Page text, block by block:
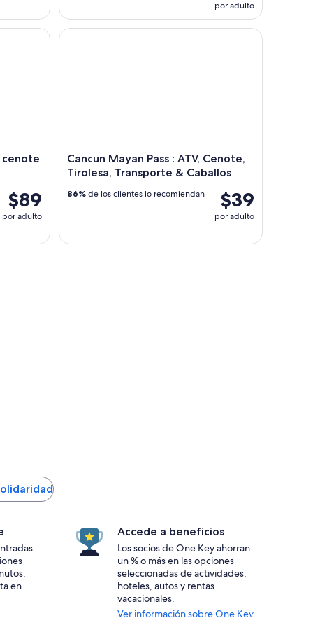
por adulto
Bar
cenote
$89
por adulto
y paseo a caballo
Cancun Mayan Pass : ATV, Cenote,
Tirolesa, Transporte & Caballos
$39
por adulto
86% de los clientes lo recomiendan
Cancun Mayan Pass : ATV, Cenote, Tirolesa,
en
Accede a beneficios
Los socios de One Key ahorran
un % o más en las opciones
seleccionadas de actividades,
hoteles, autos y rentas
vacacionales.
Ver información sobre One Key